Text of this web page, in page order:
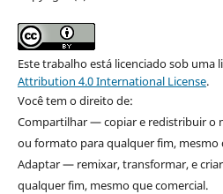
Este trabalho está licenciado sob uma
Attribution 4.0 International License.
Você tem o direito de:
Compartilhar — copiar e redistribuir o
ou formato para qualquer fim, mesmo
Adaptar — remixar, transformar, e
qualquer fim, mesmo que comercial.